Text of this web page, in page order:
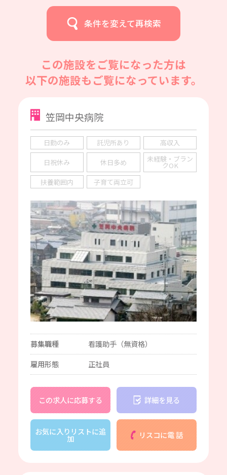
条件を変えて再検索
この施設をご覧になった方は
以下の施設もご覧になっています。
笠岡中央病院
日勤のみ 託児所あり 高収入
日祝休み 休日多め 未経験・ブラン
クOK
扶養範囲内
子育て両立可
募集職種
看護助手（無資格）
雇用形態
正社員
この求人に応募する 詳細を見る
お気に入りリストに追
加 リスコに電 話